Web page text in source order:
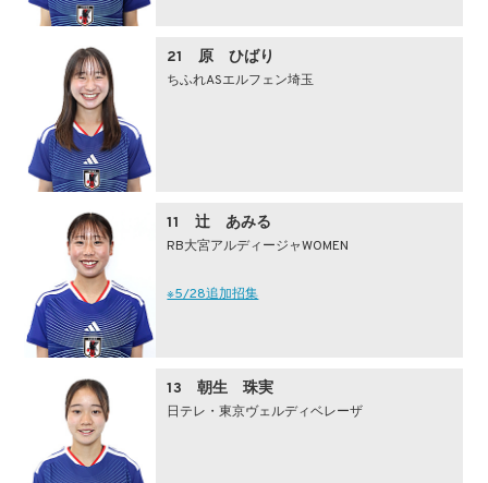
21 原 ひばり
ちふれASエルフェン埼玉
11 辻 あみる
RB大宮アルディージャWOMEN
※5/28追加招集
13 朝生 珠実
日テレ・東京ヴェルディベレーザ